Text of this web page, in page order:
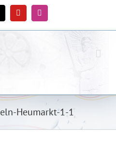
YouTubeInstagram
Heumarkt-1-1